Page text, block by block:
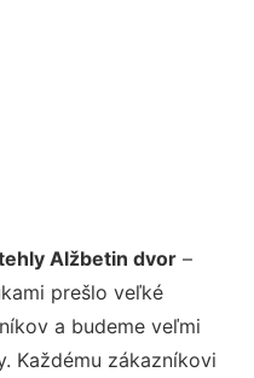
Alžbetin dvor –
prešlo veľké
a budeme veľmi
Každému zákazníkovi